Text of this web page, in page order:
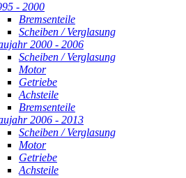
- 2000
Bremsenteile
Scheiben / Verglasung
2000 - 2006
Scheiben / Verglasung
Motor
Getriebe
Achsteile
Bremsenteile
2006 - 2013
Scheiben / Verglasung
Motor
Getriebe
Achsteile